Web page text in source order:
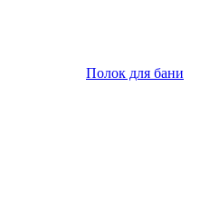
Полок для бани